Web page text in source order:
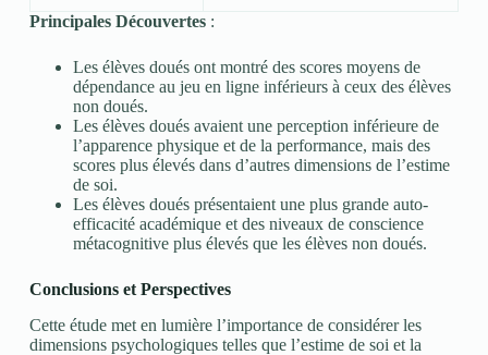
Principales Découvertes:
Les élèves doués ont montré des scores moyens de
dépendance au jeu en ligne inférieurs à ceux des élèves
non doués.
Les élèves doués avaient une perception inférieure de
l’apparence physique et de la performance, mais des
scores plus élevés dans d’autres dimensions de l’estime
de soi.
Les élèves doués présentaient une plus grande auto-
efficacité académique et des niveaux de conscience
métacognitive plus élevés que les élèves non doués.
Conclusions et Perspectives
Cette étude met en lumière l’importance de considérer les
dimensions psychologiques telles que l’estime de soi et la